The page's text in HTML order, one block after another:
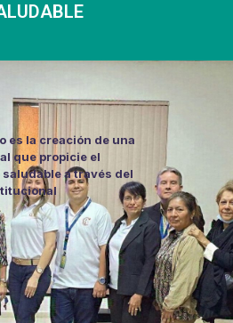
es la creación de una
que propicie el
a través del